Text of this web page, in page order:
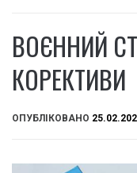
ВОЄННИЙ
КОРЕКТИВИ
ОПУБЛІКОВАНО